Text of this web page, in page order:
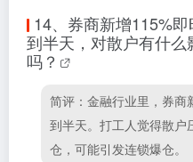
14、 券商新增115%
到半天，对散户有什
吗？
简评：金融行业里，券商
到半天。打工人觉得散户
仓，可能引发连锁爆仓。